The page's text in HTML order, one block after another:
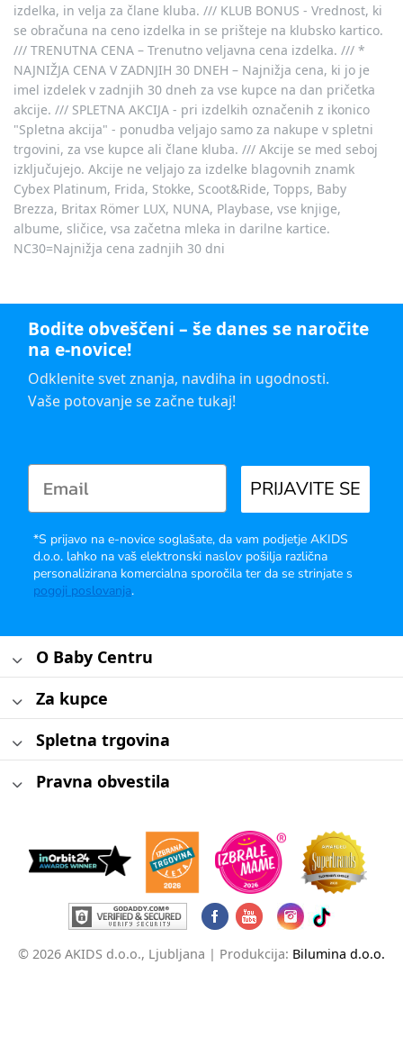
izdelka, in velja za člane kluba. /// KLUB BONUS - Vrednost, ki
se obračuna na ceno izdelka in se prišteje na klubsko kartico.
/// TRENUTNA CENA – Trenutno veljavna cena izdelka. /// *
NAJNIŽJA CENA V ZADNJIH 30 DNEH – Najnižja cena, ki jo je
imel izdelek v zadnjih 30 dneh za vse kupce na dan pričetka
akcije. /// SPLETNA AKCIJA - pri izdelkih označenih z ikonico
"Spletna akcija" - ponudba veljajo samo za nakupe v spletni
trgovini, za vse kupce ali člane kluba. /// Akcije se med seboj
izključujejo. Akcije ne veljajo za izdelke blagovnih znamk
Cybex Platinum, Frida, Stokke, Scoot&Ride, Topps, Baby
Brezza, Britax Römer LUX, NUNA, Playbase, vse knjige,
albume, sličice, vsa začetna mleka in darilne kartice.
NC30=Najnižja cena zadnjih 30 dni
Bodite obveščeni – še danes se naročite
na e-novice!
Odklenite svet znanja, navdiha in ugodnosti.
Vaše potovanje se začne tukaj!
PRIJAVITE SE
*S prijavo na e-novice soglašate, da vam podjetje AKIDS
d.o.o. lahko na vaš elektronski naslov pošilja različna
personalizirana komercialna sporočila ter da se strinjate s
pogoji poslovanja.
O Baby Centru
Za kupce
Spletna trgovina
Pravna obvestila
© 2026 AKIDS d.o.o., Ljubljana | Produkcija: Bilumina d.o.o.